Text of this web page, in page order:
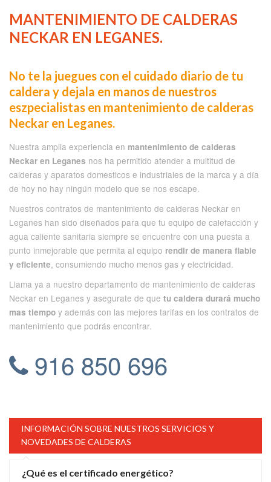
MANTENIMIENTO DE CALDERAS
NECKAR EN LEGANES.
No te la juegues con el cuidado diario de tu
caldera y dejala en manos de nuestros
eszpecialistas en mantenimiento de calderas
Neckar en Leganes.
Nuestra amplia experiencia en mantenimiento de calderas
Neckar en Leganes nos ha permitido atender a multitud de
calderas y aparatos domesticos e industriales de la marca y a día
de hoy no hay ningún modelo que se nos escape.
Nuestros contratos de mantenimiento de calderas Neckar en
Leganes han sido diseñados para que tu equipo de calefacción y
agua caliente sanitaria siempre se encuentre con una puesta a
punto inmejorable que permita al equipo rendir de manera fiable
y eficiente, consumiendo mucho menos gas y electricidad.
Llama ya a nuestro departamento de mantenimiento de calderas
Neckar en Leganes y asegurate de que tu caldera durará mucho
mas tiempo y además con las mejores tarifas en los contratos de
mantenimiento que podrás encontrar.
916 850 696
INFORMACIÓN SOBRE NUESTROS SERVICIOS Y
NOVEDADES DE CALDERAS
¿Qué es el certificado energético?